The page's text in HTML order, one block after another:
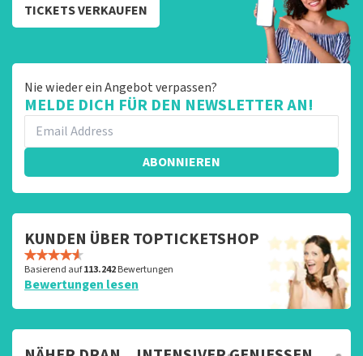
TICKETS VERKAUFEN
Nie wieder ein Angebot verpassen?
MELDE DICH FÜR DEN NEWSLETTER AN!
ABONNIEREN
KUNDEN ÜBER TOPTICKETSHOP
Basierend auf113.242Bewertungen
Bewertungen lesen